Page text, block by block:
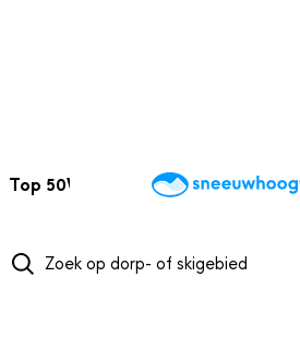
Top 50Webcams Wintersportweer